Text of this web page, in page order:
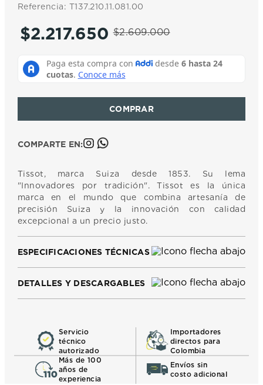
Referencia: T137.210.11.081.00
$2.609.000
$2.217.650
COMPARTE EN:
Tissot, marca Suiza desde 1853. Su lema
"Innovadores por tradición". Tissot es la única
marca en el mundo que combina artesanía de
precisión Suiza y la innovación con calidad
excepcional a un precio justo.
ESPECIFICACIONES TÉCNICAS
DETALLES Y DESCARGABLES
Servicio
técnico
autorizado
Importadores
directos para
Colombia
Más de 100
años de
experiencia
Envíos sin
costo adicional